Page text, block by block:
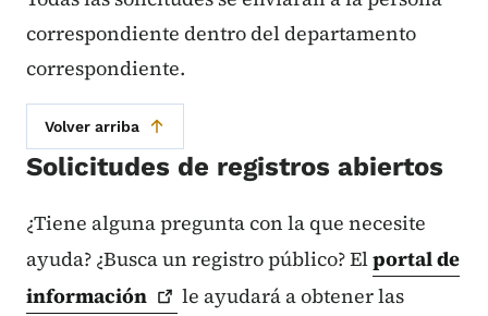
correspondiente dentro del departamento
correspondiente.
Volver arriba
Solicitudes de registros abiertos
¿Tiene alguna pregunta con la que necesite
ayuda? ¿Busca un registro público? Elportal de
información
le ayudará a obtener las